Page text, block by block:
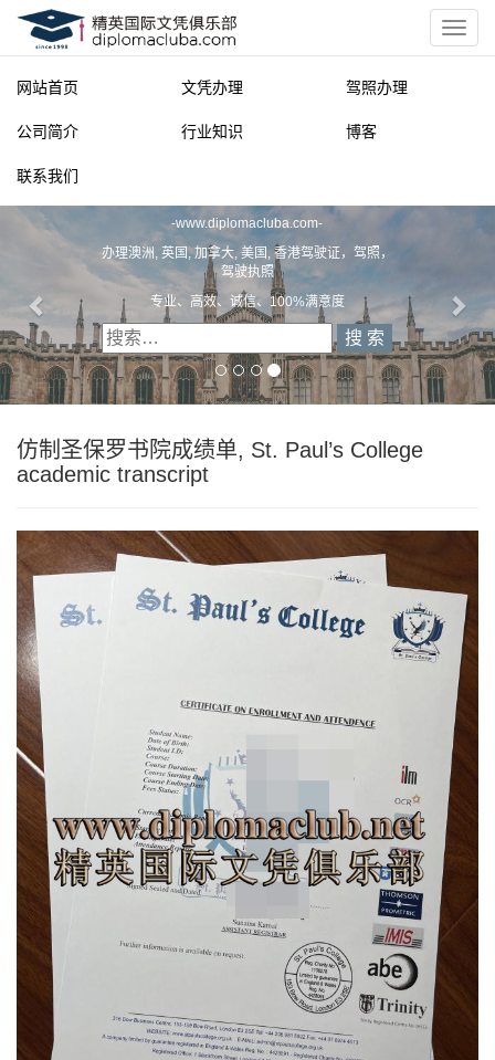
网站首页 文凭办理 驾照办理
公司简介 行业知识 博客
联系我们
-www.diplomacluba.com-
办理澳洲, 英国, 加拿大, 美国, 香港驾驶证，驾照，
驾驶执照
专业、高效、诚信、100%满意度
仿制圣保罗书院成绩单, St. Paul’s College
academic transcript